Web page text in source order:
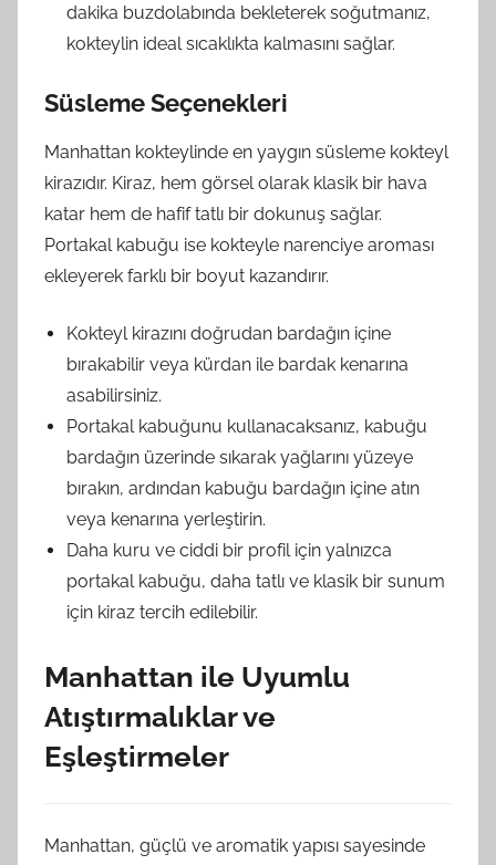
dakika buzdolabında bekleterek soğutmanız,
kokteylin ideal sıcaklıkta kalmasını sağlar.
Süsleme Seçenekleri
Manhattan kokteylinde en yaygın süsleme kokteyl
kirazıdır. Kiraz, hem görsel olarak klasik bir hava
katar hem de hafif tatlı bir dokunuş sağlar.
Portakal kabuğu ise kokteyle narenciye aroması
ekleyerek farklı bir boyut kazandırır.
Kokteyl kirazını doğrudan bardağın içine
bırakabilir veya kürdan ile bardak kenarına
asabilirsiniz.
Portakal kabuğunu kullanacaksanız, kabuğu
bardağın üzerinde sıkarak yağlarını yüzeye
bırakın, ardından kabuğu bardağın içine atın
veya kenarına yerleştirin.
Daha kuru ve ciddi bir profil için yalnızca
portakal kabuğu, daha tatlı ve klasik bir sunum
için kiraz tercih edilebilir.
Manhattan ile Uyumlu
Atıştırmalıklar ve
Eşleştirmeler
Manhattan, güçlü ve aromatik yapısı sayesinde